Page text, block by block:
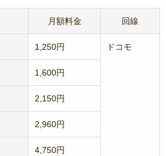
月額料金 回線
1,250円 ドコモ
1,600円
2,150円
2,960円
4,750円